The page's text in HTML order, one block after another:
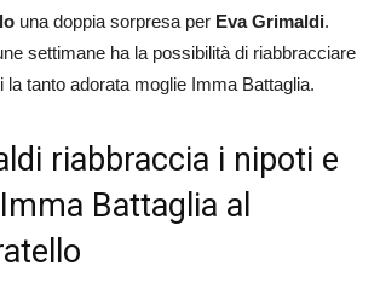
una doppia sorpresa per Eva Grimaldi.
settimane ha la possibilità di riabbracciare
la tanto adorata moglie Imma Battaglia.
riabbraccia i nipoti e
Battaglia al